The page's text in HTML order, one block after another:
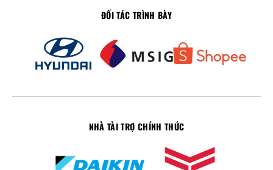
ĐỐI TÁC TRÌNH BÀY
NHÀ TÀI TRỢ CHÍNH THỨC